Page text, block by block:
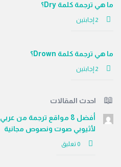
ما هي ترجمة كلمة Dry؟
‫2 إجابتين
ما هي ترجمة كلمة Drown؟
‫2 إجابتين
احدث المقالات
أفضل 8 مواقع ترجمة من عربي
لأثيوبي صوت ونصوص مجانية
‫0 تعليق